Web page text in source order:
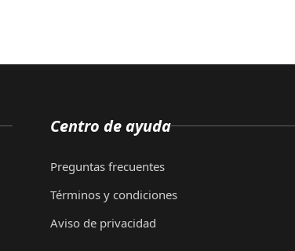
Centro de ayuda
Preguntas frecuentes
Términos y condiciones
Aviso de privacidad